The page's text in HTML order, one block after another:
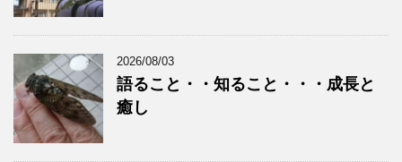
2026/08/03
語ること・・知ること・・・成長と
癒し